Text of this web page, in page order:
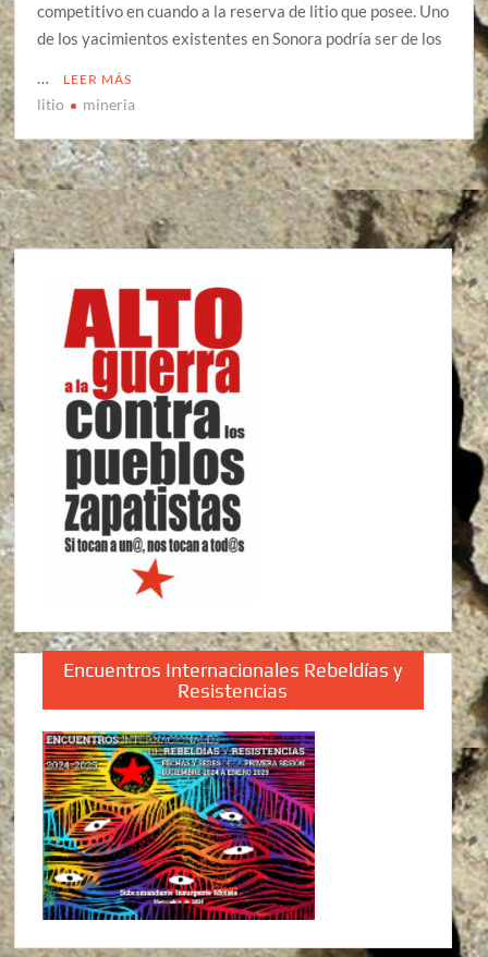
competitivo en cuando a la reserva de litio que posee. Uno
de los yacimientos existentes en Sonora podría ser de los
…
LEER MÁS
litio mineria
Encuentros Internacionales Rebeldías y
Resistencias